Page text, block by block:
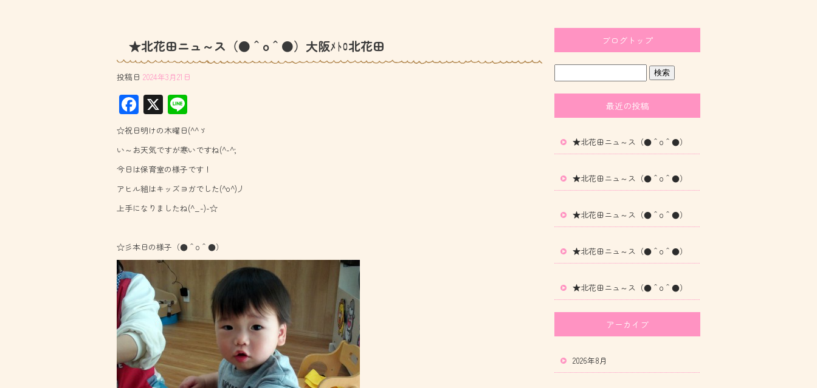
★北花田ニュ～ス（●＾o＾●）大阪ﾒﾄﾛ北花田
投稿日 2024年3月21日
F
ac
e
b
o
ok
X
ne
☆祝日明けの木曜日(^^ゞ
い～お天気ですが寒いですね(^-^;
今日は保育室の様子です！
アヒル組はキッズヨガでした(^o^)丿
上手になりましたね(^_-)-☆
☆彡本日の様子（●＾o＾●）
ブログトップ
最近の投稿
★北花田ニュ～ス（●＾o＾●）
★北花田ニュ～ス（●＾o＾●）
★北花田ニュ～ス（●＾o＾●）
★北花田ニュ～ス（●＾o＾●）
★北花田ニュ～ス（●＾o＾●）
アーカイブ
2026年8月